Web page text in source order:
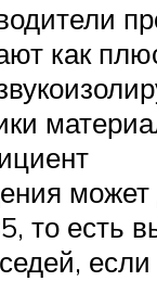
как
может
то есть